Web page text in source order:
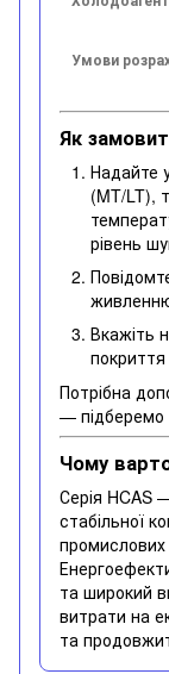
Умови
Як
Надайте
(MT/LT),
рівень
Вкажіть
Потрібна
— підберемо
Чому
Серія HCAS
стабільної
промислових
та широкий
витрати на
та